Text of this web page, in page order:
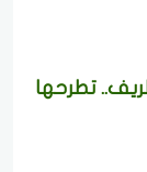
تطرحها